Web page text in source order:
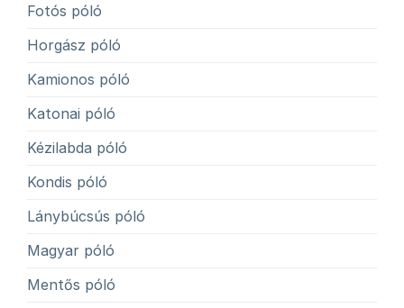
Fotós póló
Horgász póló
Kamionos póló
Katonai póló
Kézilabda póló
Kondis póló
Lánybúcsús póló
Magyar póló
Mentős póló